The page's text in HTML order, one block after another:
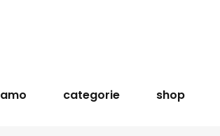
categorie shop